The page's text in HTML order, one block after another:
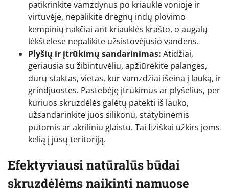
patikrinkite vamzdynus po kriaukle vonioje ir
virtuvėje, nepalikite drėgnų indų plovimo
kempinių nakčiai ant kriauklės krašto, o augalų
lėkštelėse nepalikite užsistovėjusio vandens.
Plyšių ir įtrūkimų sandarinimas: Atidžiai,
geriausia su žibintuvėliu, apžiūrėkite palanges,
durų staktas, vietas, kur vamzdžiai išeina į lauką, ir
grindjuostes. Pastebėję įtrūkimus ar plyšelius, per
kuriuos skruzdėlės galėtų patekti iš lauko,
užsandarinkite juos silikonu, statybinėmis
putomis ar akriliniu glaistu. Tai fiziškai užkirs joms
kelią į jūsų teritoriją.
Efektyviausi natūralūs būdai
skruzdėlėms naikinti namuose